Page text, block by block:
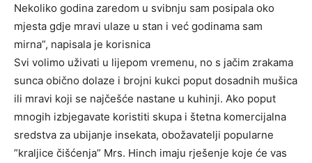
Nekoliko godina zaredom u svibnju sam posipala oko
mjesta gdje mravi ulaze u stan i već godinama sam
mirna”, napisala je korisnica
Svi volimo uživati u lijepom vremenu, no s jačim zrakama
sunca obično dolaze i brojni kukci poput dosadnih mušica
ili mravi koji se najčešće nastane u kuhinji. Ako poput
mnogih izbjegavate koristiti skupa i štetna komercijalna
sredstva za ubijanje insekata, obožavatelji popularne
”kraljice čišćenja” Mrs. Hinch imaju rješenje koje će vas